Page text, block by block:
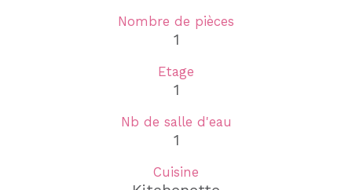
Nombre de pièces
1
Etage
1
Nb de salle d'eau
1
Cuisine